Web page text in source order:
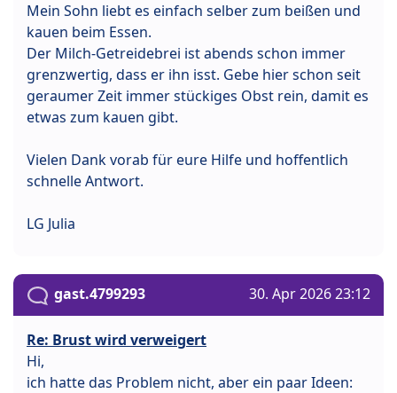
Mein Sohn liebt es einfach selber zum beißen und
kauen beim Essen.
Der Milch-Getreidebrei ist abends schon immer
grenzwertig, dass er ihn isst. Gebe hier schon seit
geraumer Zeit immer stückiges Obst rein, damit es
etwas zum kauen gibt.
Vielen Dank vorab für eure Hilfe und hoffentlich
schnelle Antwort.
LG Julia
gast.4799293 30. Apr 2026 23:12
Re: Brust wird verweigert
Hi,
ich hatte das Problem nicht, aber ein paar Ideen: